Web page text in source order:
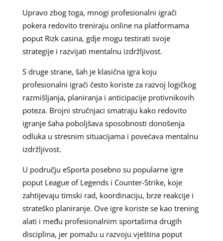
Upravo zbog toga, mnogi profesionalni igrači
pokera redovito treniraju online na platformama
poput Rizk casina, gdje mogu testirati svoje
strategije i razvijati mentalnu izdržljivost.
S druge strane, šah je klasična igra koju
profesionalni igrači često koriste za razvoj logičkog
razmišljanja, planiranja i anticipacije protivnikovih
poteza. Brojni stručnjaci smatraju kako redovito
igranje šaha poboljšava sposobnosti donošenja
odluka u stresnim situacijama i povećava mentalnu
izdržljivost.
U području eSporta posebno su popularne igre
poput League of Legends i Counter-Strike, koje
zahtijevaju timski rad, koordinaciju, brze reakcije i
strateško planiranje. Ove igre koriste se kao trening
alati i među profesionalnim sportašima drugih
disciplina, jer pomažu u razvoju vještina poput